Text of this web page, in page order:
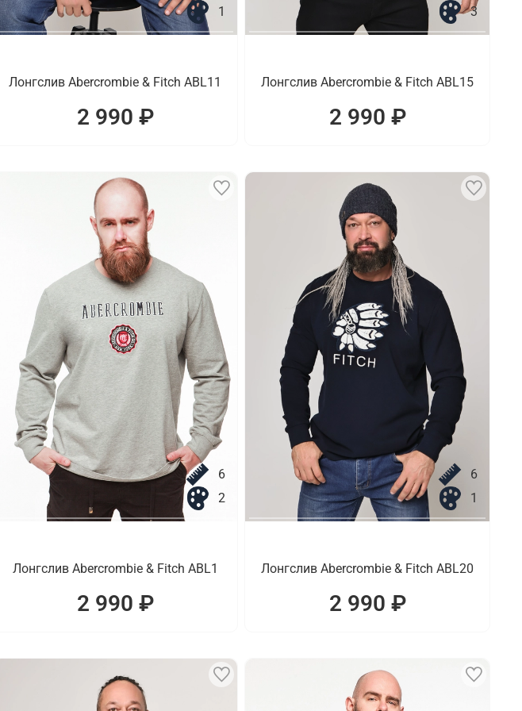
1
Лонгслив Abercrombie & Fitch ABL11
2 990 ₽
3
Лонгслив Abercrombie & Fitch ABL15
2 990 ₽
6
2
Лонгслив Abercrombie & Fitch ABL1
2 990 ₽
6
1
Лонгслив Abercrombie & Fitch ABL20
2 990 ₽